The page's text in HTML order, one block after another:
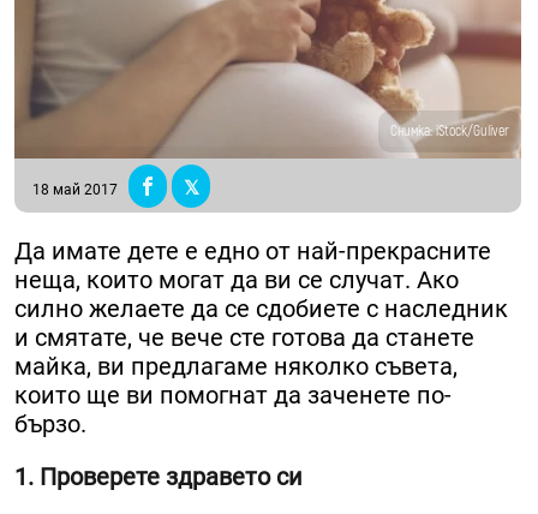
Снимка: iStock/Guliver
18 май 2017
Да имате дете е едно от най-прекрасните
неща, които могат да ви се случат. Ако
силно желаете да се сдобиете с наследник
и смятате, че вече сте готова да станете
майка, ви предлагаме няколко съвета,
които ще ви помогнат да заченете по-
бързо.
1. Проверете здравето си